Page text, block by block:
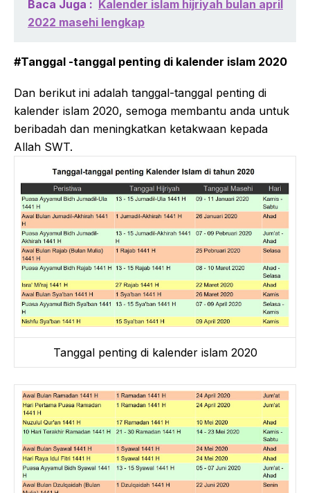
Baca Juga : Kalender islam hijriyah bulan april
2022 masehi lengkap
#Tanggal -tanggal penting di kalender islam 2020
Dan berikut ini adalah tanggal-tanggal penting di
kalender islam 2020, semoga membantu anda untuk
beribadah dan meningkatkan ketakwaan kepada
Allah SWT.
Tanggal penting di kalender islam 2020